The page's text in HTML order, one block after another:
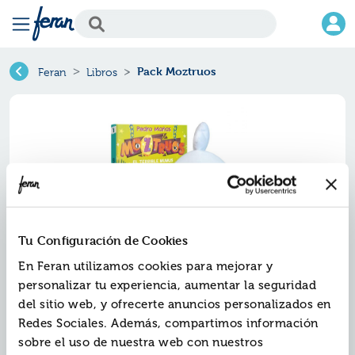
Tu Configuración de Cookies
En Feran utilizamos cookies para mejorar y
personalizar tu experiencia, aumentar la seguridad
del sitio web, y ofrecerte anuncios personalizados en
Redes Sociales. Además, compartimos información
sobre el uso de nuestra web con nuestros
Feran Libros Pack Moztruos
Pack moztruos
Ref.ZSM-1829557
ISBN: 9788411829557